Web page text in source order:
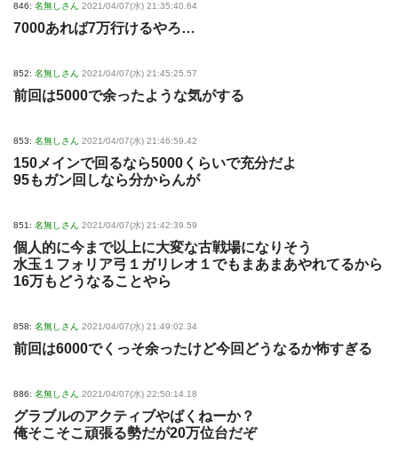
846: 名無しさん 2021/04/07(水) 21:35:40.64
7000あれば7万行けるやろ…
852: 名無しさん 2021/04/07(水) 21:45:25.57
前回は5000で余ったような気がする
853: 名無しさん 2021/04/07(水) 21:46:59.42
150メインで回るなら5000くらいで充分だよ
95もガン回しなら分からんが
851: 名無しさん 2021/04/07(水) 21:42:39.59
個人的に今まで以上に大変な古戦場になりそう
水玉１フォリア弓１ガリレオ１でもまあまあやれてるから
16万もどうなることやら
858: 名無しさん 2021/04/07(水) 21:49:02.34
前回は6000でくっそ余ったけど今回どうなるか怖すぎる
886: 名無しさん 2021/04/07(水) 22:50:14.18
グラブルのアクティブやばくねーか？
俺そこそこ頑張る勢だが20万位台だぞ